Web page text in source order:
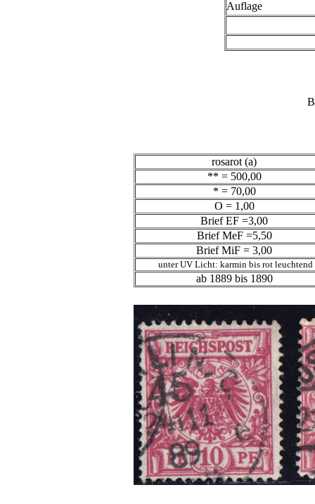
Auflage
rosarot (a)
** = 500,00
* = 70,00
O = 1,00
Brief EF =3,00
Brief MeF =5,50
Brief MiF = 3,00
unter UV Licht: karmin bis rot leuchtend
ab 1889 bis 1890